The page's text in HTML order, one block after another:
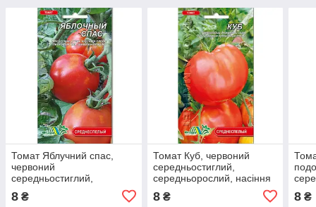
Томат Яблучний спас,
червоний
середньостиглий,
середньорослий, насіння
0.1 г
8 ₴
Томат Куб, червоний
середньостиглий,
середньорослий, насіння
8₴
0.1 г
8 ₴